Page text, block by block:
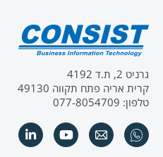
גרניט 2, ת.ד 4192
קרית אריה פתח תקווה 49130
טלפון: 077-8054709